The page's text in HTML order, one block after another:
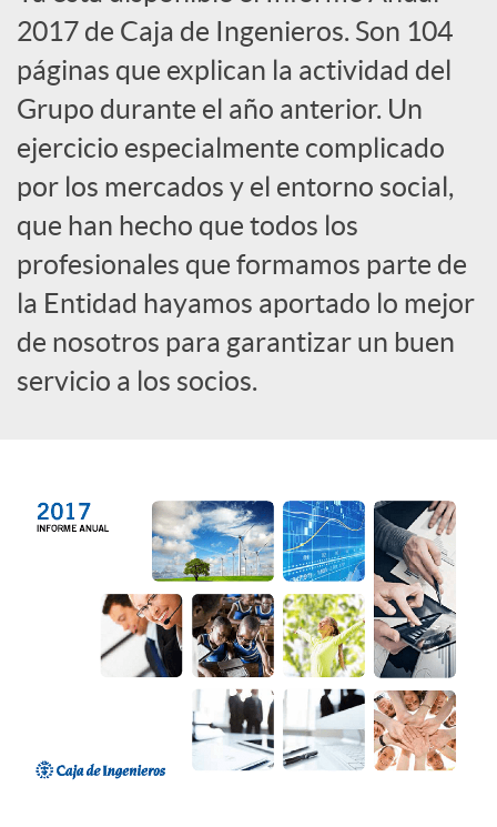
a
d
o
r
d
c
e
2017 de Caja de Ingenieros. Son 104
páginas que explican la actividad del
Grupo durante el año anterior. Un
ejercicio especialmente complicado
por los mercados y el entorno social,
que han hecho que todos los
profesionales que formamos parte de
la Entidad hayamos aportado lo mejor
de nosotros para garantizar un buen
servicio a los socios.